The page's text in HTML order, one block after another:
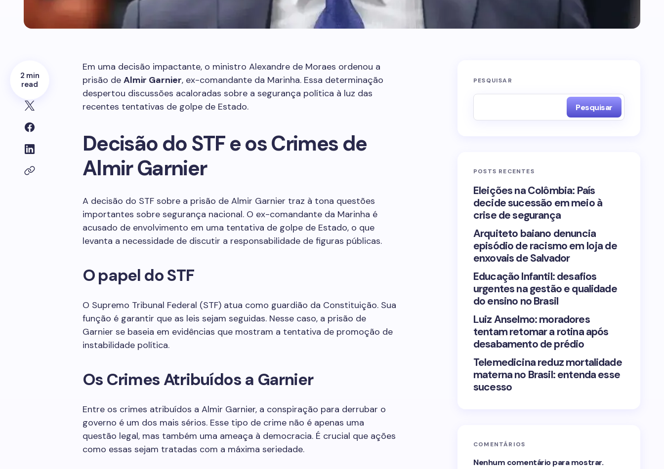
2 min
read
Em uma decisão impactante, o ministro Alexandre de Moraes ordenou a
prisão de Almir Garnier, ex-comandante da Marinha. Essa determinação
despertou discussões acaloradas sobre a segurança política à luz das
recentes tentativas de golpe de Estado.
Decisão do STF e os Crimes de
Almir Garnier
A decisão do STF sobre a prisão de Almir Garnier traz à tona questões
importantes sobre segurança nacional. O ex-comandante da Marinha é
acusado de envolvimento em uma tentativa de golpe de Estado, o que
levanta a necessidade de discutir a responsabilidade de figuras públicas.
O papel do STF
O Supremo Tribunal Federal (STF) atua como guardião da Constituição. Sua
função é garantir que as leis sejam seguidas. Nesse caso, a prisão de
Garnier se baseia em evidências que mostram a tentativa de promoção de
instabilidade política.
Os Crimes Atribuídos a Garnier
Entre os crimes atribuídos a Almir Garnier, a conspiração para derrubar o
governo é um dos mais sérios. Esse tipo de crime não é apenas uma
questão legal, mas também uma ameaça à democracia. É crucial que ações
como essas sejam tratadas com a máxima seriedade.
PESQUISAR
Pesquisar
POSTS RECENTES
Eleições na Colômbia: País
decide sucessão em meio à
crise de segurança
Arquiteto baiano denuncia
episódio de racismo em loja de
enxovais de Salvador
Educação Infantil: desafios
urgentes na gestão e qualidade
do ensino no Brasil
Luiz Anselmo: moradores
tentam retomar a rotina após
desabamento de prédio
Telemedicina reduz mortalidade
materna no Brasil: entenda esse
sucesso
COMENTÁRIOS
Nenhum comentário para mostrar.